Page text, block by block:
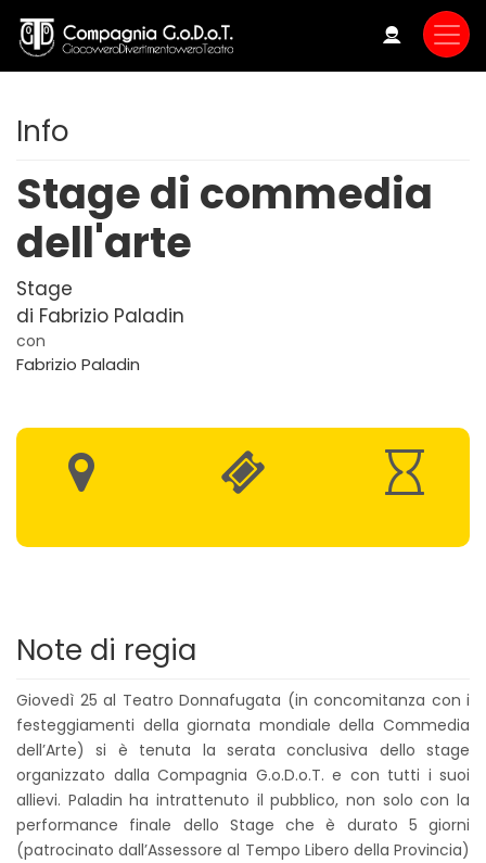
main
Info
Stage di commedia
dell'arte
Stage
di Fabrizio Paladin
con
Fabrizio Paladin
Note di regia
Giovedì 25 al Teatro Donnafugata (in concomitanza con i
festeggiamenti della giornata mondiale della Commedia
dell’Arte) si è tenuta la serata conclusiva dello stage
organizzato dalla Compagnia G.o.D.o.T. e con tutti i suoi
allievi. Paladin ha intrattenuto il pubblico, non solo con la
performance finale dello Stage che è durato 5 giorni
(patrocinato dall’Assessore al Tempo Libero della Provincia)